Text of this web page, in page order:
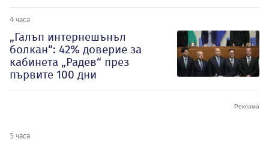
4 часа
„Галъп интернешънъл
болкан“: 42% доверие за
кабинета „Радев“ през
първите 100 дни
5 часа